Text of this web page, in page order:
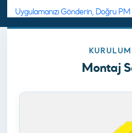
Uygulamanızı Gönderin, Doğru
Montaj